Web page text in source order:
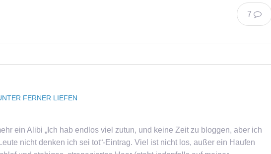
7
FERNER LIEFEN
ein Alibi „Ich hab endlos viel zutun, und keine Zeit zu bloggen, aber ich
nicht denken ich sei tot“-Eintrag. Viel ist nicht los, außer ein Haufen